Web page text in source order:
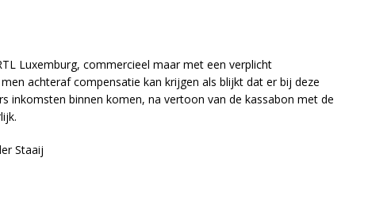
Luxemburg, commercieel maar met een verplicht
achteraf compensatie kan krijgen als blijkt dat er bij deze
inkomsten binnen komen, na vertoon van de kassabon met de
Staaij